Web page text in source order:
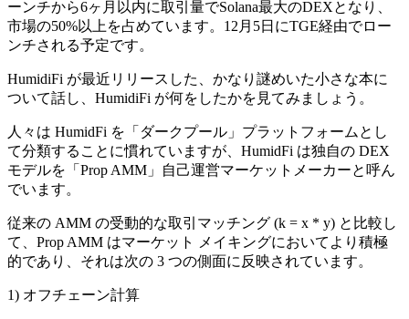
ーンチから6ヶ月以内に取引量でSolana最大のDEXとなり、
市場の50%以上を占めています。12月5日にTGE経由でロー
ンチされる予定です。
HumidiFi が最近リリースした、かなり謎めいた小さな本に
ついて話し、HumidiFi が何をしたかを見てみましょう。
人々は HumidFi を「ダークプール」プラットフォームとし
て分類することに慣れていますが、HumidFi は独自の DEX
モデルを「Prop AMM」自己運営マーケットメーカーと呼ん
でいます。
従来の AMM の受動的な取引マッチング (k = x * y) と比較し
て、Prop AMM はマーケット メイキングにおいてより積極
的であり、それは次の 3 つの側面に反映されています。
1) オフチェーン計算